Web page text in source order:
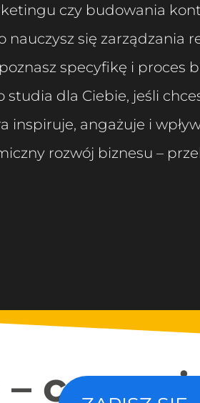
czy budowania
nauczysz się zarządzania
specyfikę i proces
studia dla Ciebie, jeśli
inspiruje, angażuje i
rozwój biznesu –
co